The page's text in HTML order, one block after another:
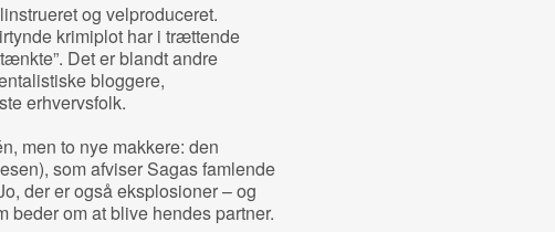
og velproduceret.
krimiplot har i trættende
Det er blandt andre
bloggere,
erhvervsfolk.
men to nye makkere: den
som afviser Sagas famlende
der er også eksplosioner – og
beder om at blive hendes partner.